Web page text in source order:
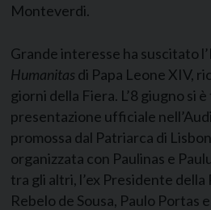
Monteverdi.
Grande interesse ha suscitato
Humanitas di Papa Leone XIV,
giorni della Fiera. L’8 giugno si
presentazione ufficiale
promossa dal Patriarca di
organizzata con Paulinas e
tra gli altri, l’ex Presidente
Rebelo de Sousa, Paulo Portas